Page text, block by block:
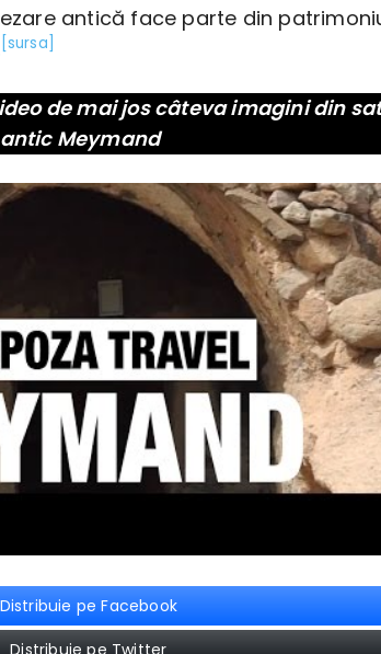
antică face parte din
[sursa]
de mai jos câteva imagini din
antic Meymand
Distribuie pe Facebook
Distribuie pe Twitter